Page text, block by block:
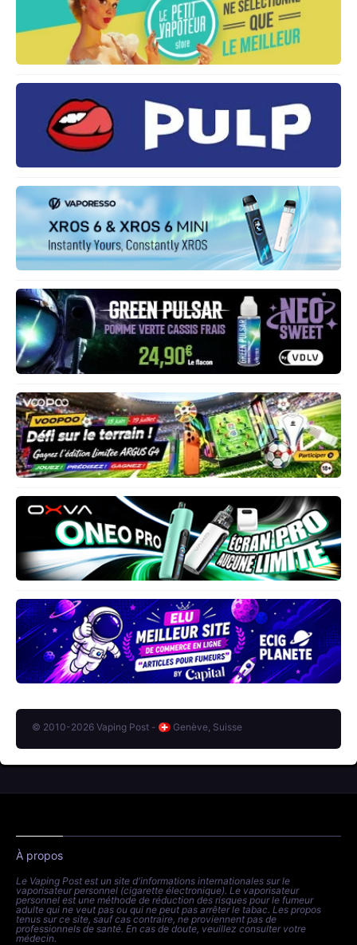
© 2010-2026 Vaping Post - Genève, Suisse
À propos
Le Vaping Post est un site d'informations internationales sur le
vaporisateur personnel (cigarette électronique). Le vaporisateur
personnel est une méthode de réduction des risques pour le fumeur
adulte qui ne veut pas ou qui ne peut pas arrêter le tabac. Les propos
tenus sur ce site, sauf cas contraire, ne proviennent pas de
professionnels de santé. En cas de doute, veuillez consulter votre
médecin.